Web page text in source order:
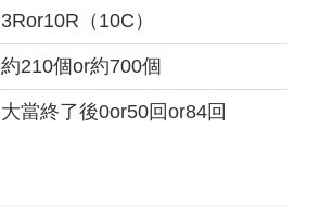
3Ror10R（10C）
約210個or約700個
大當終了後0or50回or84回